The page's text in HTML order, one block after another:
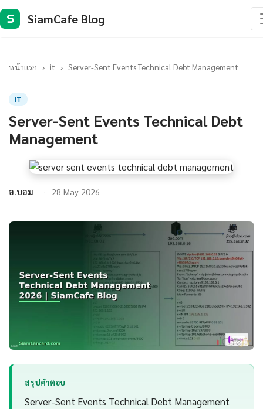
S SiamCafe Blog
หน้าแรก › it › Server-Sent Events Technical Debt Management
IT
Server-Sent Events Technical Debt
Management
อ.บอม 28 May 2026
สรุปคำตอบ
Server-Sent Events Technical Debt Management